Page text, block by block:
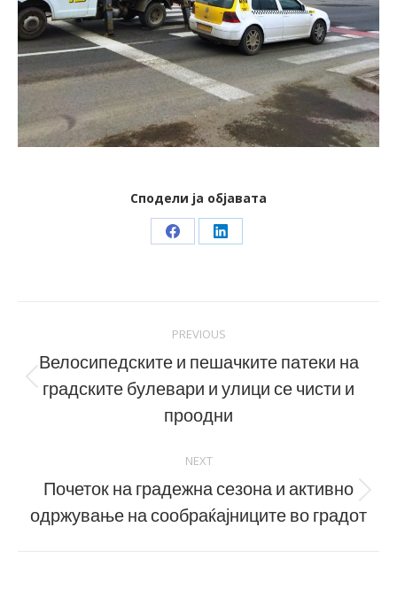
Сподели ја објавата
Share Share
navigation
PREVIOUS
Previous
post:
Велосипедските и пешачките патеки на
градските булевари и улици се чисти и
проодни
NEXT
Next
post:
Почеток на градежна сезона и активно
одржување на сообраќајниците во градот